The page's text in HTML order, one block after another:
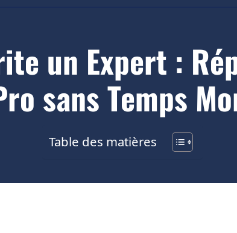
un Expert :
sans Temps
Table des matières